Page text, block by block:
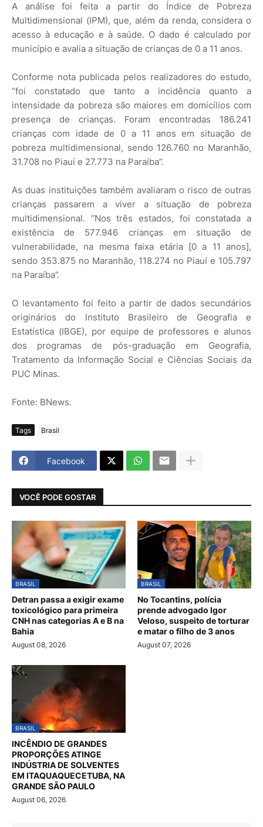
A análise foi feita a partir do Índice de Pobreza
Multidimensional (IPM), que, além da renda, considera o
acesso à educação e à saúde. O dado é calculado por
município e avalia a situação de crianças de 0 a 11 anos.
Conforme nota publicada pelos realizadores do estudo,
“foi constatado que tanto a incidência quanto a
intensidade da pobreza são maiores em domicílios com
presença de crianças. Foram encontradas 186.241
crianças com idade de 0 a 11 anos em situação de
pobreza multidimensional, sendo 126.760 no Maranhão,
31.708 no Piauí e 27.773 na Paraíba”.
As duas instituições também avaliaram o risco de outras
crianças passarem a viver a situação de pobreza
multidimensional. “Nos três estados, foi constatada a
existência de 577.946 crianças em situação de
vulnerabilidade, na mesma faixa etária [0 a 11 anos],
sendo 353.875 no Maranhão, 118.274 no Piauí e 105.797
na Paraíba”.
O levantamento foi feito a partir de dados secundários
originários do Instituto Brasileiro de Geografia e
Estatística (IBGE), por equipe de professores e alunos
dos programas de pós-graduação em Geografia,
Tratamento da Informação Social e Ciências Sociais da
PUC Minas.
Fonte: BNews.
Tags Brasil
Facebook
VOCÊ PODE GOSTAR
BRASIL
Detran passa a exigir exame
toxicológico para primeira
CNH nas categorias A e B na
Bahia
August 08, 2026
BRASIL
No Tocantins, polícia
prende advogado Igor
Veloso, suspeito de torturar
e matar o filho de 3 anos
August 07, 2026
BRASIL
INCÊNDIO DE GRANDES
PROPORÇÕES ATINGE
INDÚSTRIA DE SOLVENTES
EM ITAQUAQUECETUBA, NA
GRANDE SÃO PAULO
August 06, 2026